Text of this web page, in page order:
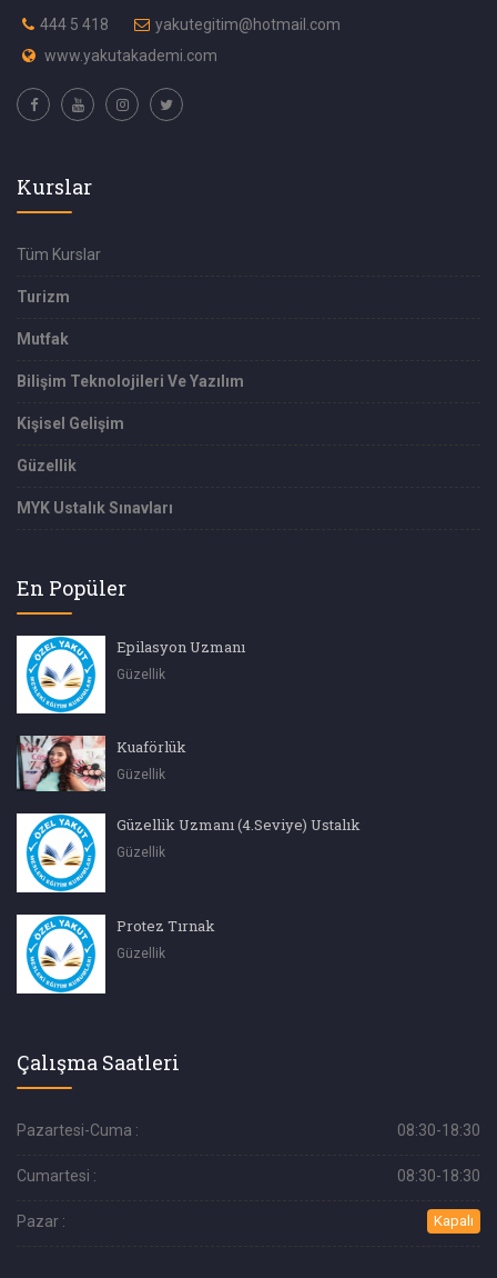
444 5 418
yakutegitim@hotmail.com
www.yakutakademi.com
Kurslar
Tüm Kurslar
Turizm
Mutfak
Bilişim Teknolojileri Ve Yazılım
Kişisel Gelişim
Güzellik
MYK Ustalık Sınavları
En Popüler
Epilasyon Uzmanı
Güzellik
Kuaförlük
Güzellik
Güzellik Uzmanı (4.Seviye) Ustalık
Güzellik
Protez Tırnak
Güzellik
Çalışma Saatleri
Pazartesi-Cuma : 08:30-18:30
Cumartesi : 08:30-18:30
Pazar : Kapalı